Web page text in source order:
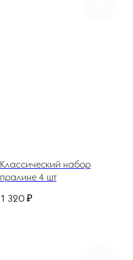
Классический набор
пралине 4 шт
1 320 ₽